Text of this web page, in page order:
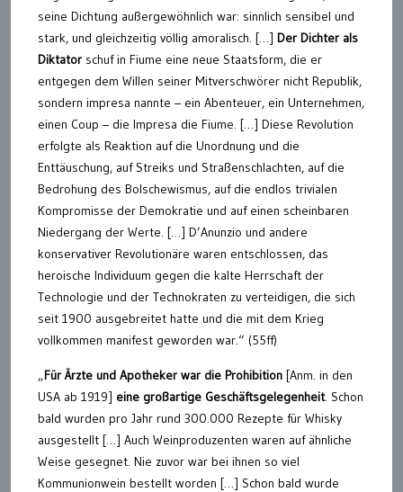
seine Dichtung außergewöhnlich war: sinnlich sensibel und
stark, und gleichzeitig völlig amoralisch. […] Der Dichter als
Diktator schuf in Fiume eine neue Staatsform, die er
entgegen dem Willen seiner Mitverschwörer nicht Republik,
sondern impresa nannte – ein Abenteuer, ein Unternehmen,
einen Coup – die Impresa die Fiume. […] Diese Revolution
erfolgte als Reaktion auf die Unordnung und die
Enttäuschung, auf Streiks und Straßenschlachten, auf die
Bedrohung des Bolschewismus, auf die endlos trivialen
Kompromisse der Demokratie und auf einen scheinbaren
Niedergang der Werte. […] D’Anunzio und andere
konservativer Revolutionäre waren entschlossen, das
heroische Individuum gegen die kalte Herrschaft der
Technologie und der Technokraten zu verteidigen, die sich
seit 1900 ausgebreitet hatte und die mit dem Krieg
vollkommen manifest geworden war.“ (55ff)
„Für Ärzte und Apotheker war die Prohibition [Anm. in den
USA ab 1919] eine großartige Geschäftsgelegenheit. Schon
bald wurden pro Jahr rund 300.000 Rezepte für Whisky
ausgestellt […] Auch Weinproduzenten waren auf ähnliche
Weise gesegnet. Nie zuvor war bei ihnen so viel
Kommunionwein bestellt worden […] Schon bald wurde